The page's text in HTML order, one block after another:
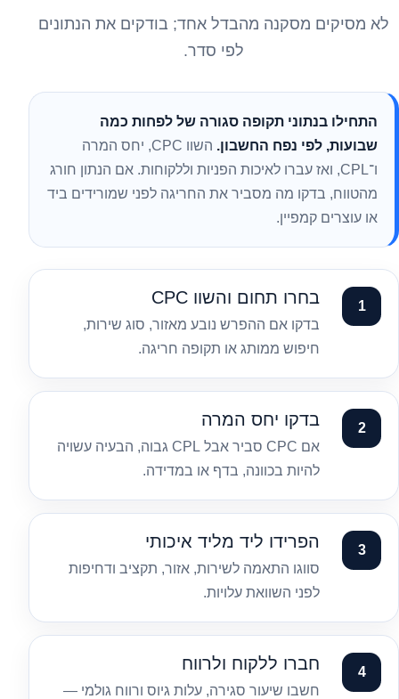
לא מסיקים מסקנה מהבדל אחד; בודקים את הנתונים
לפי סדר.
התחילו בנתוני תקופה סגורה של לפחות כמה
שבועות, לפי נפח החשבון.
השוו CPC, יחס המרה
ו־CPL, ואז עברו לאיכות הפניות וללקוחות. אם הנתון חורג
מהטווח, בדקו מה מסביר את החריגה לפני שמורידים ביד
או עוצרים קמפיין.
בחרו תחום והשוו CPC
בדקו אם ההפרש נובע מאזור, סוג שירות,
חיפוש ממותג או תקופה חריגה.
בדקו יחס המרה
אם CPC סביר אבל CPL גבוה, הבעיה עשויה
להיות בכוונה, בדף או במדידה.
הפרידו ליד מליד איכותי
סווגו התאמה לשירות, אזור, תקציב ודחיפות
לפני השוואת עלויות.
חברו ללקוח ולרווח
חשבו שיעור סגירה, עלות גיוס ורווח גולמי —